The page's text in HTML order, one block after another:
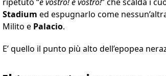
Stadium ed espugnarlo come
Milito e Palacio.
E’ quello il punto più alto dell’epopea